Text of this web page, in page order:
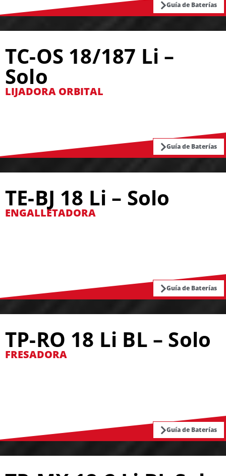
Guía de Baterías
TC-OS 18/187 Li –
Solo
LIJADORA ORBITAL
Guía de Baterías
TE-BJ 18 Li – Solo
ENGALLETADORA
Guía de Baterías
TP-RO 18 Li BL – Solo
FRESADORA
Guía de Baterías